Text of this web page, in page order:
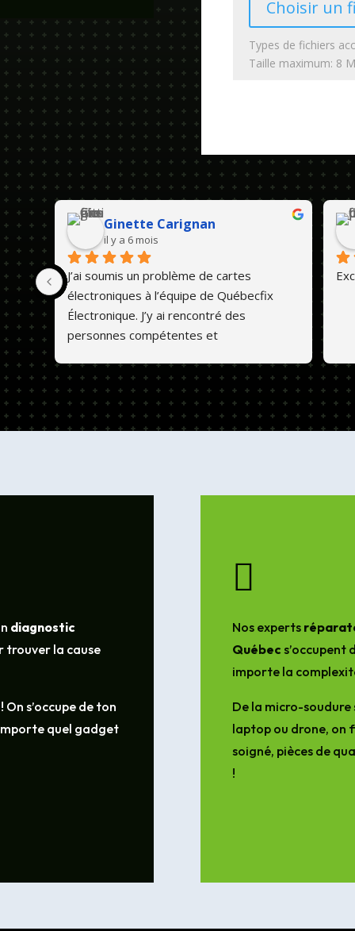
Choisir un
Types de fichiers
Taille maximum: 8
Ginette Carignan
il y a 6 mois
J’ai soumis un problème de cartes
électroniques à l’équipe de Québecfix
Électronique. J’y ai rencontré des
personnes compétentes et
qualité et les prix sont abordables. 💕😊
diagnostic
trouver la cause
s’occupe de ton
quel gadget

Nos experts
Québecs’occupent
importe la
De la micro-soudure
laptop ou drone, on
soigné, pièces de
!